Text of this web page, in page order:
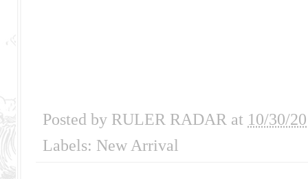
Posted by RULER RADAR at 10/30/
Labels: New Arrival